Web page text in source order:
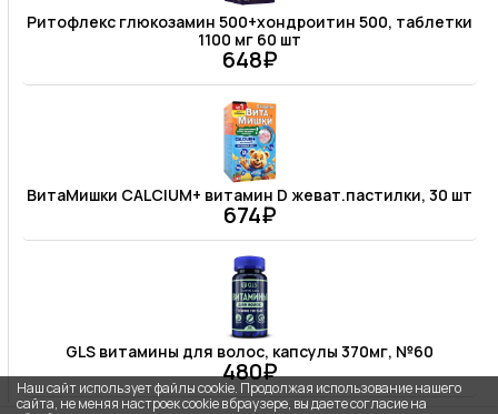
Ритофлекс глюкозамин 500+хондроитин 500, таблетки
1100 мг 60 шт
648₽
ВитаМишки CALCIUM+ витамин D жеват.пастилки, 30 шт
674₽
GLS витамины для волос, капсулы 370мг, №60
480₽
Наш сайт использует файлы cookie. Продолжая использование нашего
сайта, не меняя настроек cookie в браузере, вы даете согласие на